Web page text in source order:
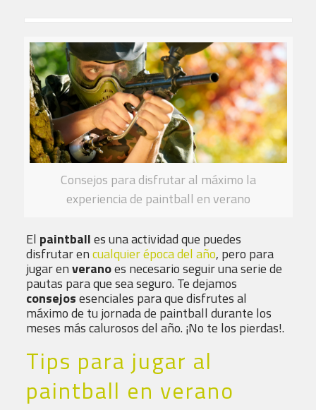
Consejos para disfrutar al máximo la
experiencia de paintball en verano
El paintballes una actividad que puedes
disfrutar encualquier época del año, pero para
jugar enveranoes necesario seguir una serie de
pautas para que sea seguro. Te dejamos
consejosesenciales para que disfrutes al
máximo de tu jornada de paintball durante los
meses más calurosos del año. ¡No te los pierdas!.
Tips para jugar al
paintball en verano